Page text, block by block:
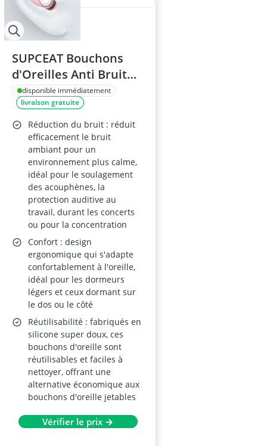
SUPCEAT Bouchons
d'Oreilles Anti Bruit
Réutilisables
disponible immédiatement
livraison gratuite
Réduction du bruit : réduit
efficacement le bruit
ambiant pour un
environnement plus calme,
idéal pour le soulagement
des acouphènes, la
protection auditive au
travail, durant les concerts
ou pour la concentration
Confort : design
ergonomique qui s'adapte
confortablement à l'oreille,
idéal pour les dormeurs
légers et ceux dormant sur
le dos ou le côté
Réutilisabilité : fabriqués en
silicone super doux, ces
bouchons d'oreille sont
réutilisables et faciles à
nettoyer, offrant une
alternative économique aux
bouchons d'oreille jetables
Vérifier le prix →